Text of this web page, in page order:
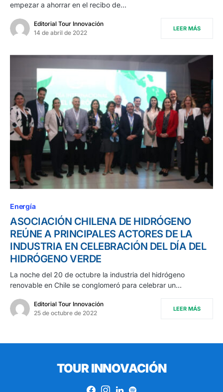
empezar a ahorrar en el recibo de…
Editorial Tour Innovación
14 de abril de 2022
LEER MÁS
Energía
ASOCIACIÓN CHILENA DE HIDRÓGENO
REÚNE A PRINCIPALES ACTORES DE LA
INDUSTRIA EN CELEBRACIÓN DEL DÍA DEL
HIDRÓGENO VERDE
La noche del 20 de octubre la industria del hidrógeno
renovable en Chile se conglomeró para celebrar un…
Editorial Tour Innovación
25 de octubre de 2022
LEER MÁS
TOUR INNOVACIÓN